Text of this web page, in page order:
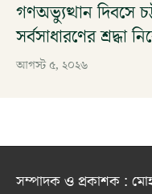
গণঅভ্যুত্থান দিবসে
সর্বসাধারণের শ্রদ্ধা
আগস্ট ৫, ২০২৬
সম্পাদক ও প্রকাশক :